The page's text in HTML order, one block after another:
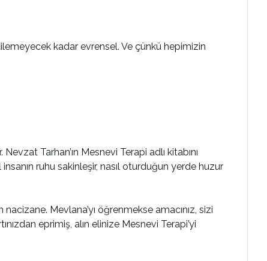
kadar evrensel. Ve çünkü hepimizin
Tarhan’ın Mesnevi Terapi adlı kitabını
ruhu sakinleşir, nasıl oturduğun yerde huzur
Mevlana’yı öğrenmekse amacınız, sizi
eprimiş, alın elinize Mesnevi Terapi’yi